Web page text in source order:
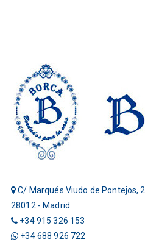
C/ Marqués Viudo de Pontejos, 2
28012 - Madrid
+34 915 326 153
+34 688 926 722